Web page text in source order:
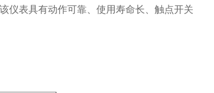
仪表具有动作可靠、使用寿命长、触点开关